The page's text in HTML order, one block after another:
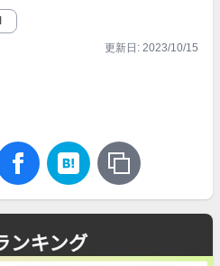
更新日: 2023/10/15